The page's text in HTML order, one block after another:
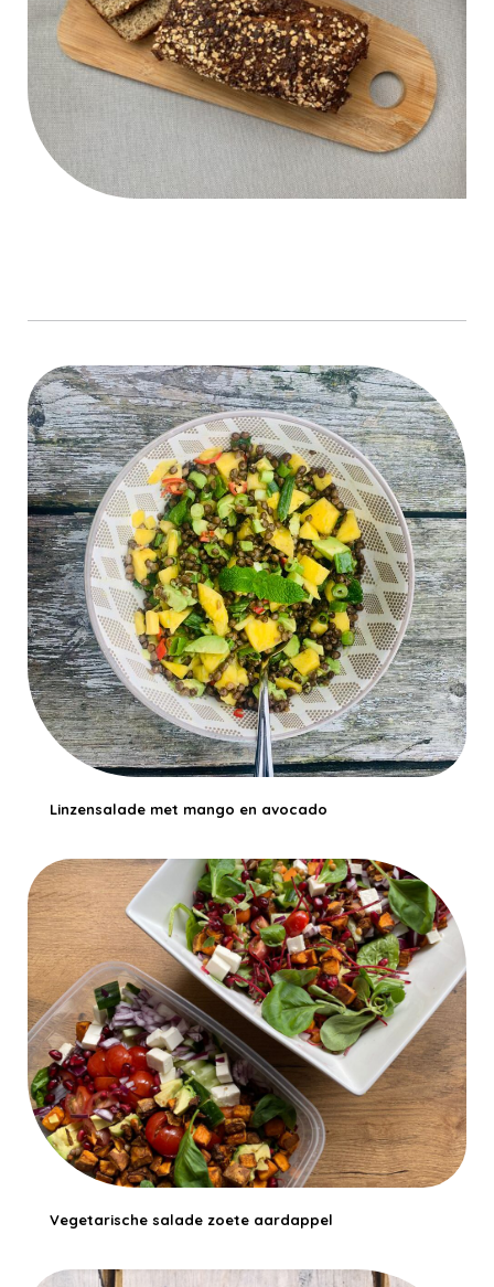
Linzensalade met mango en avocado
Vegetarische salade zoete aardappel